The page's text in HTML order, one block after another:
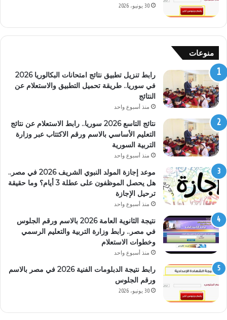
30 يونيو، 2026
منوعات
رابط تنزيل تطبيق نتائج امتحانات البكالوريا 2026
في سوريا.. طريقة تحميل التطبيق والاستعلام عن
النتائج
منذ أسبوع واحد
نتائج التاسع 2026 سوريا.. رابط الاستعلام عن نتائج
التعليم الأساسي بالاسم ورقم الاكتتاب عبر وزارة
التربية السورية
منذ أسبوع واحد
موعد إجازة المولد النبوي الشريف 2026 في مصر..
هل يحصل الموظفون على عطلة 3 أيام؟ وما حقيقة
ترحيل الإجازة
منذ أسبوع واحد
نتيجة الثانوية العامة 2026 بالاسم ورقم الجلوس
في مصر.. رابط وزارة التربية والتعليم الرسمي
وخطوات الاستعلام
منذ أسبوع واحد
رابط نتيجة الدبلومات الفنية 2026 في مصر بالاسم
ورقم الجلوس
30 يونيو، 2026